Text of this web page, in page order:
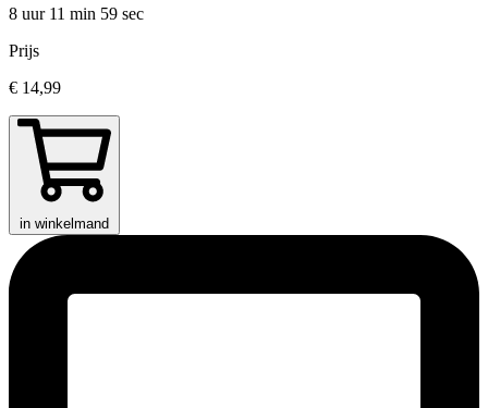
8 uur 11 min 59 sec
Prijs
€ 14,99
in winkelmand